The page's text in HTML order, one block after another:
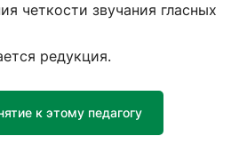
четкости звучания гласных
редукция.
к этому педагогу